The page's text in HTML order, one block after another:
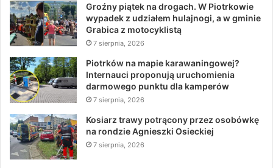
Groźny piątek na drogach. W Piotrkowie
wypadek z udziałem hulajnogi, a w gminie
Grabica z motocyklistą
7 sierpnia, 2026
Piotrków na mapie karawaningowej?
Internauci proponują uruchomienia
darmowego punktu dla kamperów
7 sierpnia, 2026
Kosiarz trawy potrącony przez osobówkę
na rondzie Agnieszki Osieckiej
7 sierpnia, 2026